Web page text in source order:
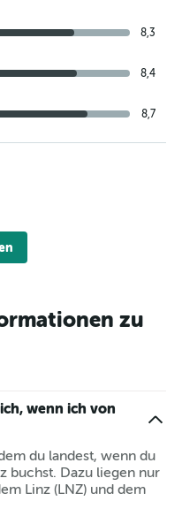
8,3
8,4
8,7
zu
wenn ich von
du landest, wenn du
buchst. Dazu liegen nur
Linz (LNZ) und dem